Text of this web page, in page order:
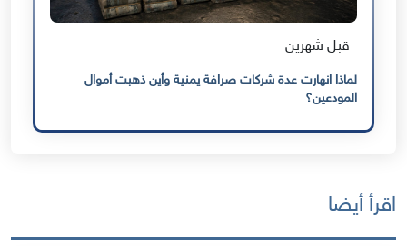
قبل شهرين
لماذا انهارت عدة شركات صرافة يمنية وأين ذهبت أموال
المودعين؟
اقرأ أيضا